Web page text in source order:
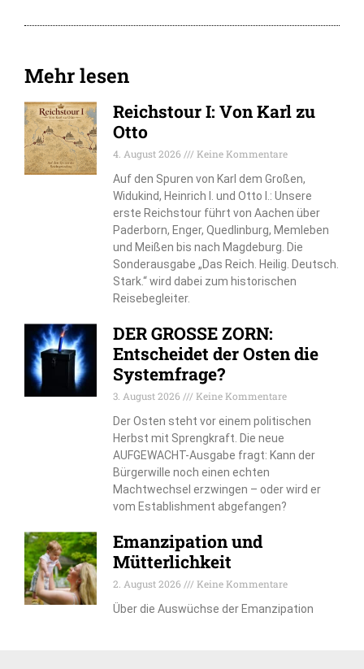
Mehr lesen
Reichstour I: Von Karl zu
Otto
4. August 2026
Keine Kommentare
Auf den Spuren von Karl dem Großen,
Widukind, Heinrich I. und Otto I.: Unsere
erste Reichstour führt von Aachen über
Paderborn, Enger, Quedlinburg, Memleben
und Meißen bis nach Magdeburg. Die
Sonderausgabe „Das Reich. Heilig. Deutsch.
Stark.“ wird dabei zum historischen
Reisebegleiter.
DER GROSSE ZORN:
Entscheidet der Osten die
Systemfrage?
3. August 2026
Keine Kommentare
Der Osten steht vor einem politischen
Herbst mit Sprengkraft. Die neue
AUFGEWACHT-Ausgabe fragt: Kann der
Bürgerwille noch einen echten
Machtwechsel erzwingen – oder wird er
vom Establishment abgefangen?
Emanzipation und
Mütterlichkeit
2. August 2026
Keine Kommentare
Über die Auswüchse der Emanzipation